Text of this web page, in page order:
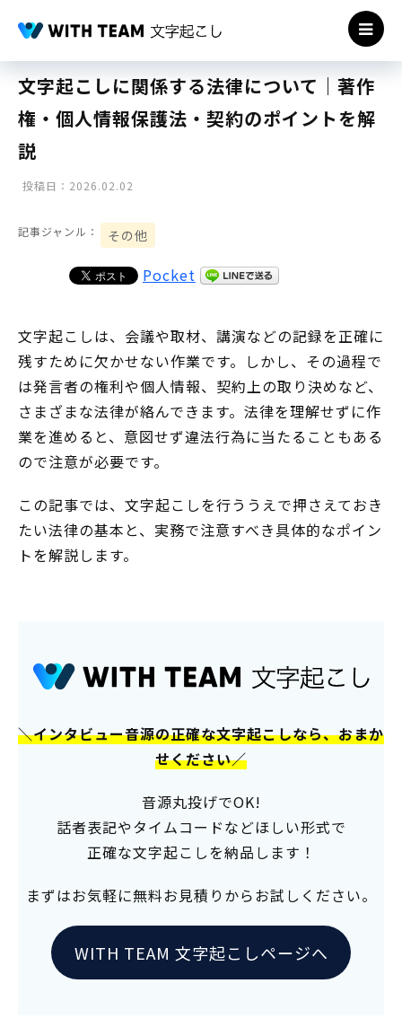
文字起こしに関係する法律について｜著作
権・個人情報保護法・契約のポイントを解
説
投稿日：2026.02.02
記事ジャンル： その他
Pocket
文字起こしは、会議や取材、講演などの記録を正確に
残すために欠かせない作業です。しかし、その過程で
は発言者の権利や個人情報、契約上の取り決めなど、
さまざまな法律が絡んできます。法律を理解せずに作
業を進めると、意図せず違法行為に当たることもある
ので注意が必要です。
この記事では、文字起こしを行ううえで押さえておき
たい法律の基本と、実務で注意すべき具体的なポイン
トを解説します。
＼インタビュー音源の正確な文字起こしなら、おまか
せください／
音源丸投げでOK!
話者表記やタイムコードなどほしい形式で
正確な文字起こしを納品します！
まずはお気軽に無料お見積りからお試しください。
WITH TEAM 文字起こしページへ